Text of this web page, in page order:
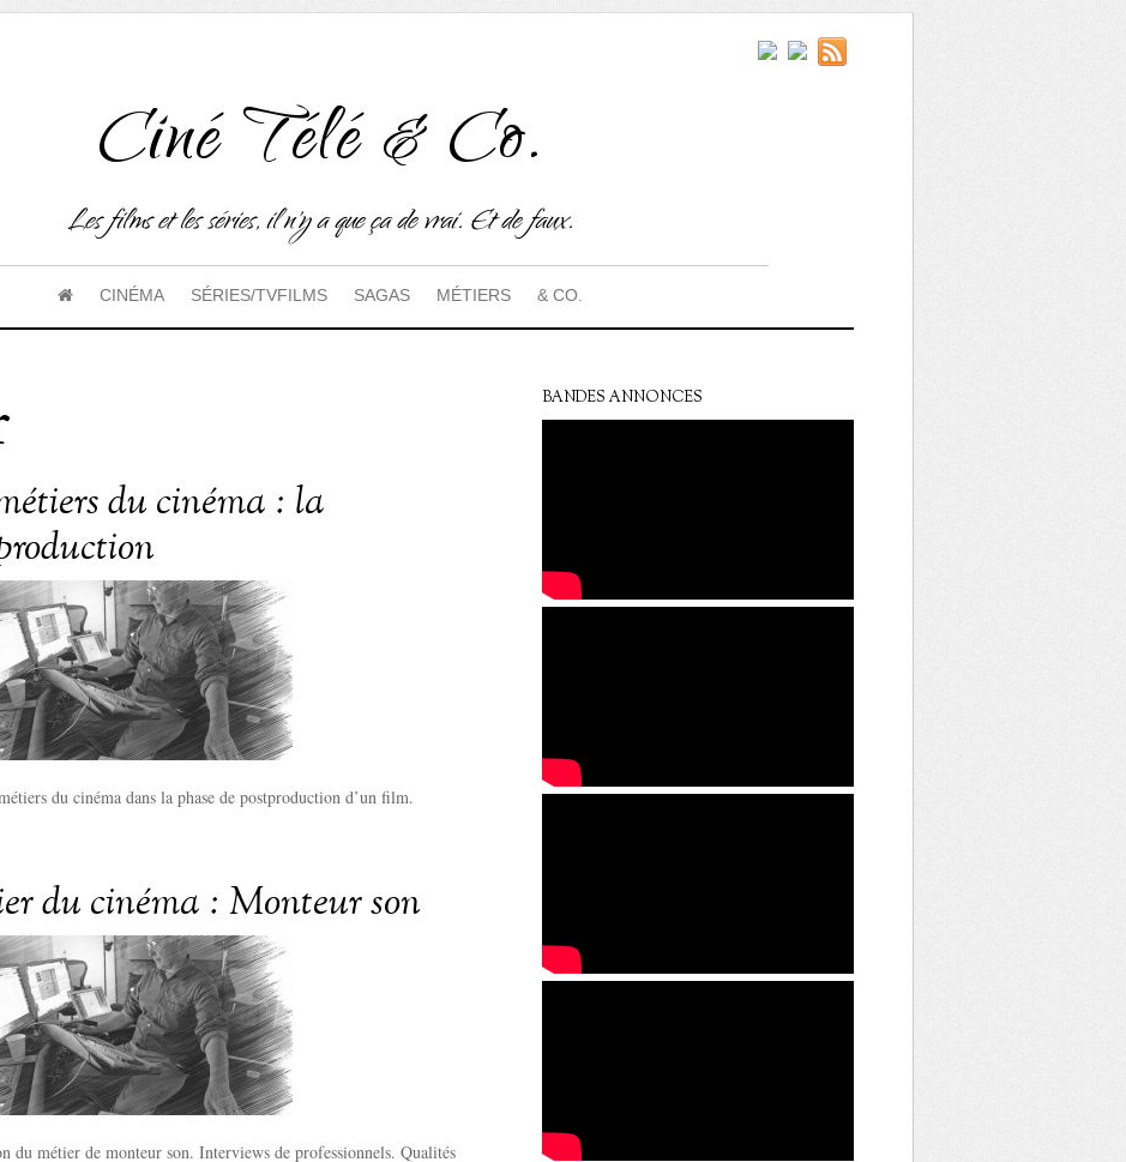
Ciné Télé & Co.
Les films et les séries, il n'y a que ça de vrai. Et de faux.
CINÉMA SÉRIES/TVFILMS SAGAS MÉTIERS & CO.
du cinéma : la
du cinéma dans la phase de postproduction d’un film.
du cinéma : Monteur son
du métier de monteur son. Interviews de professionnels. Qualités
BANDES ANNONCES